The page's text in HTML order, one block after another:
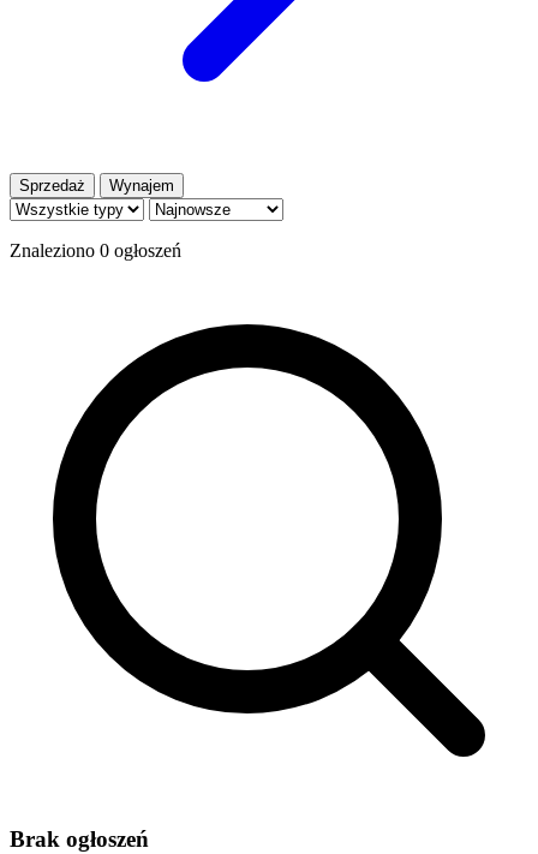
Sprzedaż Wynajem
Znaleziono 0 ogłoszeń
Brak ogłoszeń